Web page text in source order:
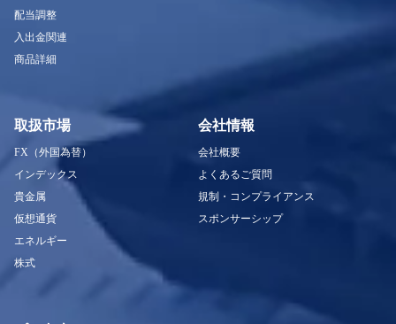
配当調整
入出金関連
商品詳細
取扱市場
FX（外国為替）
インデックス
貴金属
仮想通貨
エネルギー
株式
会社情報
会社概要
よくあるご質問
規制・コンプライアンス
スポンサーシップ